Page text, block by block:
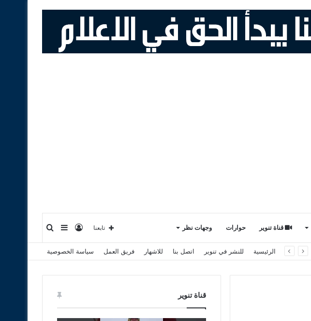
قناة تنوير حوارات وجهات نظر إضافة
عمود
تسجيل
الدخول
تابعنا
الرئيسية للنشر في تنوير اتصل بنا للاشهار فريق العمل سياسة الخصوصية
قناة تنوير